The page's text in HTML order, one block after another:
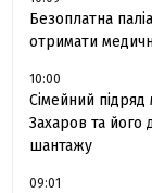
Безоплатна
отримати
10:00
Сімейний
Захаров та
шантажу
09:01